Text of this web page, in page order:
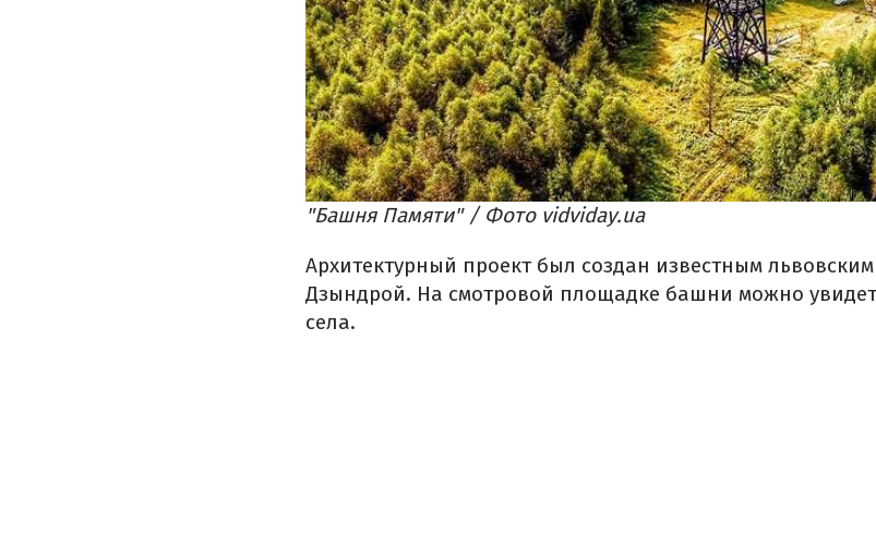
"Башня Памяти" / Фото vidviday.ua
Архитектурный проект был создан известным
Дзындрой. На смотровой площадке башни можно
села.